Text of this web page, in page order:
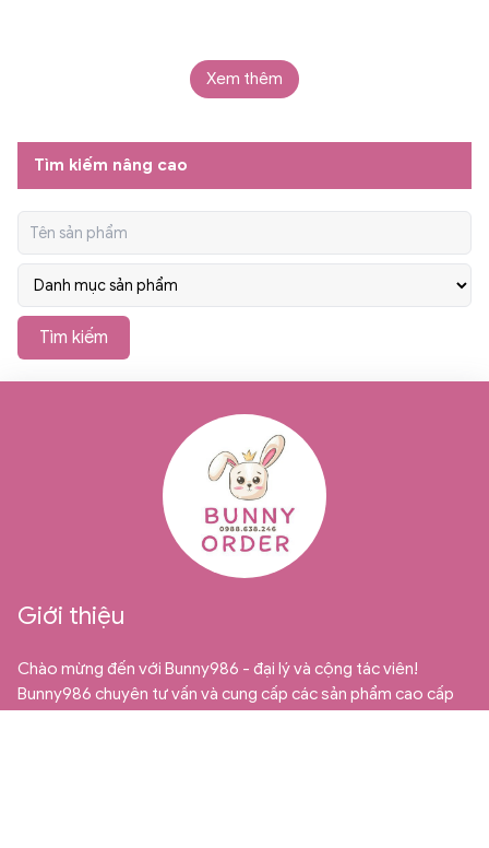
Tìm kiếm nâng cao
Tìm kiếm
Xem thêm
Giới thiệu
Chào mừng đến với Bunny986 - đại lý và cộng tác viên!
Bunny986 chuyên tư vấn và cung cấp các sản phẩm cao cấp